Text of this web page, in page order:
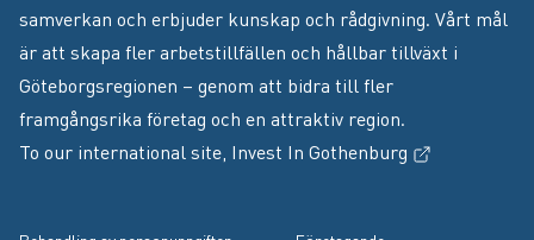
samverkan och erbjuder kunskap och rådgivning. Vårt mål
är att skapa fler arbetstillfällen och hållbar tillväxt i
Göteborgsregionen – genom att bidra till fler
framgångsrika företag och en attraktiv region.
To our international site, Invest In Gothenburg